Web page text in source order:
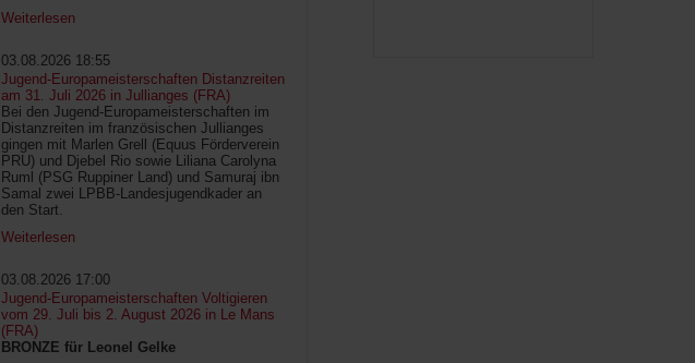
Weiterlesen
03.08.2026 18:55
Jugend-Europameisterschaften Distanzreiten
am 31. Juli 2026 in Jullianges (FRA)
Bei den Jugend-Europameisterschaften im
Distanzreiten im französischen Jullianges
gingen mit Marlen Grell (Equus Förderverein
PRU) und Djebel Rio sowie Liliana Carolyna
Ruml (PSG Ruppiner Land) und Samuraj ibn
Samal zwei LPBB-Landesjugendkader an
den Start.
Weiterlesen
03.08.2026 17:00
Jugend-Europameisterschaften Voltigieren
vom 29. Juli bis 2. August 2026 in Le Mans
(FRA)
BRONZE für Leonel Gelke